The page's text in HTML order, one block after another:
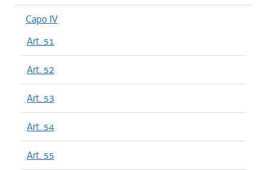
Capo IV
Art. 51
Art. 52
Art. 53
Art. 54
Art. 55